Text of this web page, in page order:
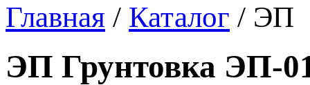
Главная / Каталог / ЭП
ЭП Грунтовка ЭП-